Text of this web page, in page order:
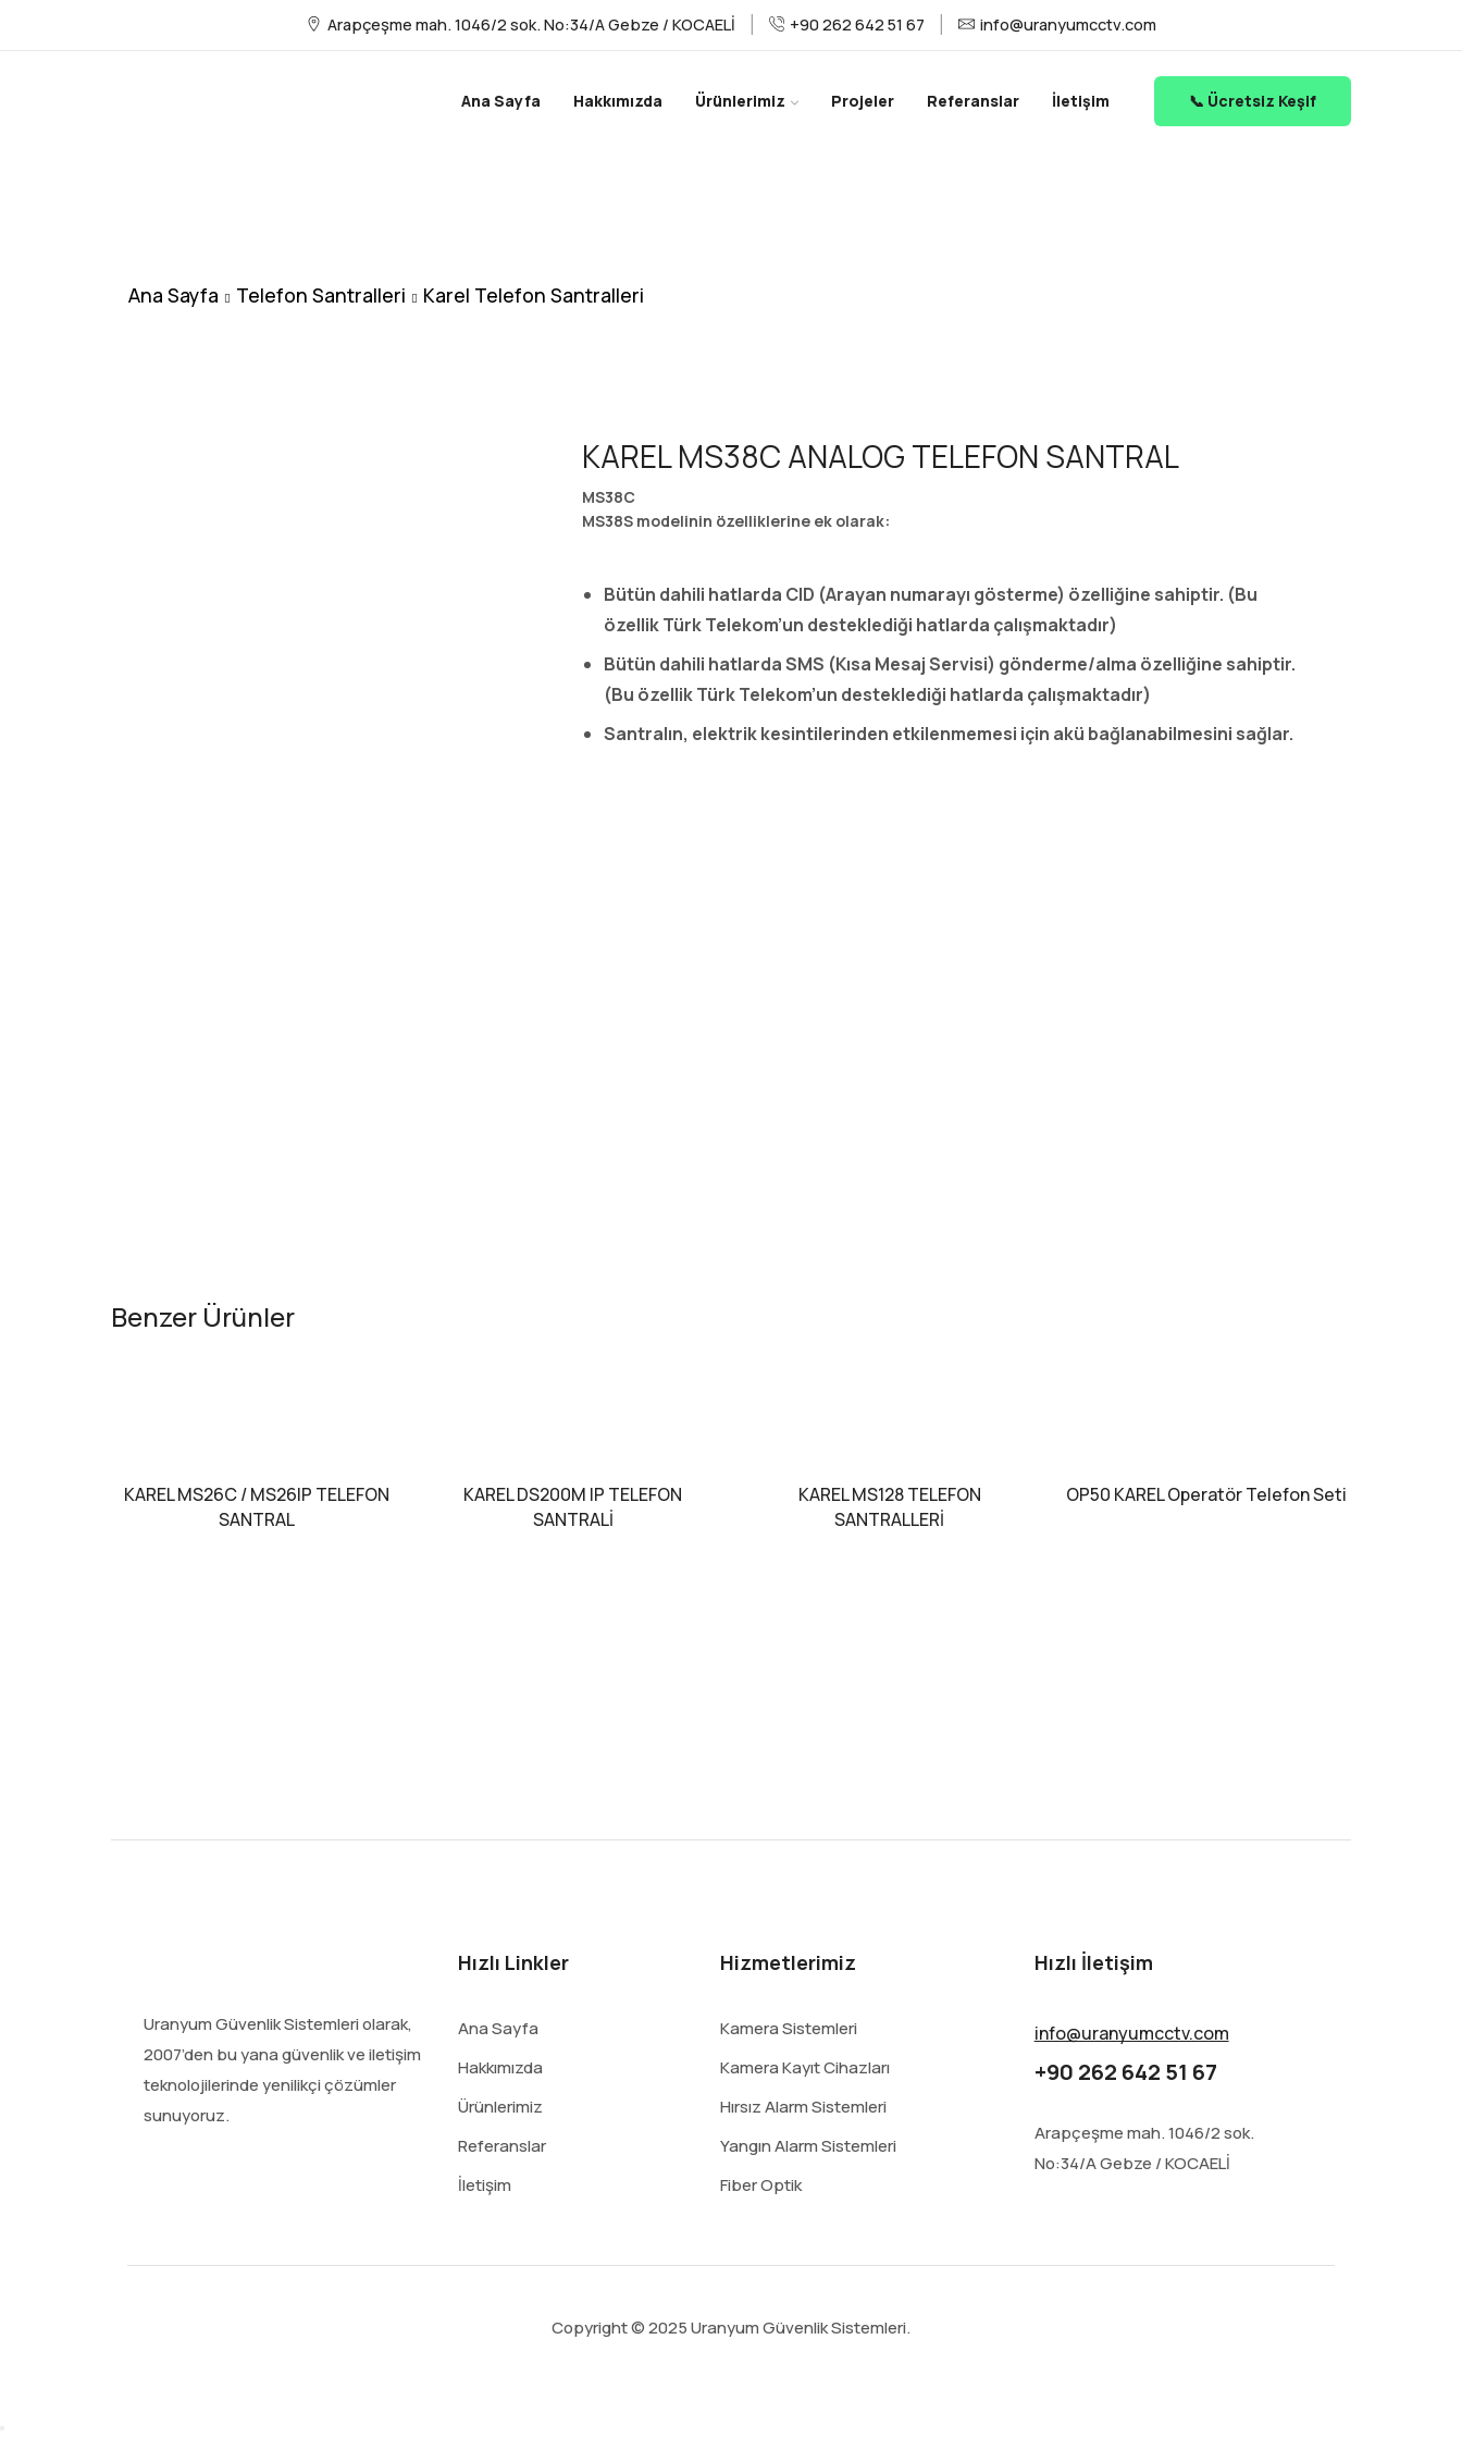
Arapçeşme mah. 1046/2 sok. No:34/A Gebze / KOCAELİ +90 262 642 51 67 info@uranyumcctv.com
Ana Sayfa Hakkımızda Ürünlerimiz Projeler Referanslar İletişim 📞 Ücretsiz Keşif
Ana Sayfa Telefon Santralleri Karel Telefon Santralleri
KAREL MS38C ANALOG TELEFON SANTRAL
MS38C
MS38S modelinin özelliklerine ek olarak:
Bütün dahili hatlarda CID (Arayan numarayı gösterme) özelliğine sahiptir. (Bu
özellik Türk Telekom’un desteklediği hatlarda çalışmaktadır)
Bütün dahili hatlarda SMS (Kısa Mesaj Servisi) gönderme/alma özelliğine sahiptir.
(Bu özellik Türk Telekom’un desteklediği hatlarda çalışmaktadır)
Santralın, elektrik kesintilerinden etkilenmemesi için akü bağlanabilmesini sağlar.
Benzer Ürünler
KAREL MS26C / MS26IP TELEFON
SANTRAL
KAREL DS200M IP TELEFON
SANTRALİ
KAREL MS128 TELEFON
SANTRALLERİ
OP50 KAREL Operatör Telefon Seti
Uranyum Güvenlik Sistemleri olarak,
2007’den bu yana güvenlik ve iletişim
teknolojilerinde yenilikçi çözümler
sunuyoruz.
Hızlı Linkler
Ana Sayfa
Hakkımızda
Ürünlerimiz
Referanslar
İletişim
Hizmetlerimiz
Kamera Sistemleri
Kamera Kayıt Cihazları
Hırsız Alarm Sistemleri
Yangın Alarm Sistemleri
Fiber Optik
Hızlı İletişim
info@uranyumcctv.com
+90 262 642 51 67
Arapçeşme mah. 1046/2 sok.
No:34/A Gebze / KOCAELİ
Copyright © 2025 Uranyum Güvenlik Sistemleri.